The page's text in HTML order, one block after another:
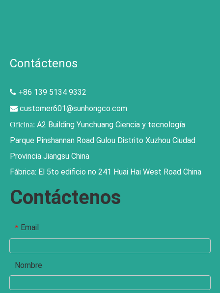
Contáctenos
 +86 139 5134 9332
 customer601@sunhongco.com
Oficina: A2 Building Yunchuang Ciencia y tecnología
Parque Pinshannan Road Gulou Distrito Xuzhou Ciudad
Provincia Jiangsu China
Fábrica: El 5to edificio no 241 Huai Hai West Road China
Contáctenos
* Email
Nombre